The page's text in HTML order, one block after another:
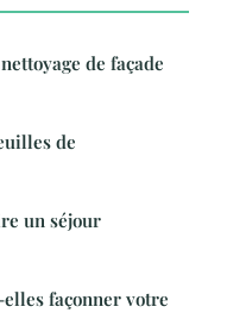
de façade
de
un séjour
façonner votre